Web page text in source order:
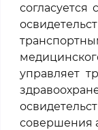
согласуется
управляет
совершения